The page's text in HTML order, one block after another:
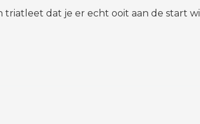
dat je er echt ooit aan de start wil